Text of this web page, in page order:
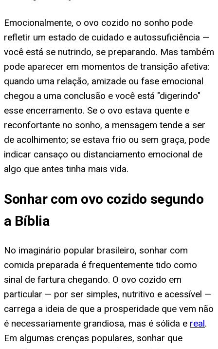
Emocionalmente, o ovo cozido no sonho pode
refletir um estado de cuidado e autossuficiência —
você está se nutrindo, se preparando. Mas também
pode aparecer em momentos de transição afetiva:
quando uma relação, amizade ou fase emocional
chegou a uma conclusão e você está "digerindo"
esse encerramento. Se o ovo estava quente e
reconfortante no sonho, a mensagem tende a ser
de acolhimento; se estava frio ou sem graça, pode
indicar cansaço ou distanciamento emocional de
algo que antes tinha mais vida.
Sonhar com ovo cozido segundo
a Bíblia
No imaginário popular brasileiro, sonhar com
comida preparada é frequentemente tido como
sinal de fartura chegando. O ovo cozido em
particular — por ser simples, nutritivo e acessível —
carrega a ideia de que a prosperidade que vem não
é necessariamente grandiosa, mas é sólida e real.
Em algumas crenças populares, sonhar que